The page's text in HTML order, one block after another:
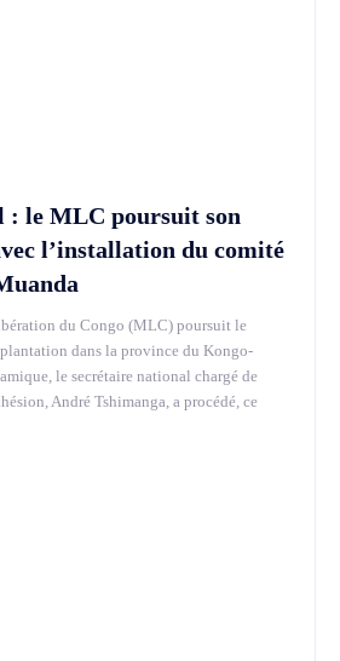
: le MLC poursuit son
l’installation du comité
du Congo (MLC) poursuit le
dans la province du Kongo-
le secrétaire national chargé de
André Tshimanga, a procédé, ce